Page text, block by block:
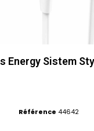
Energy Sistem
Référence 44642